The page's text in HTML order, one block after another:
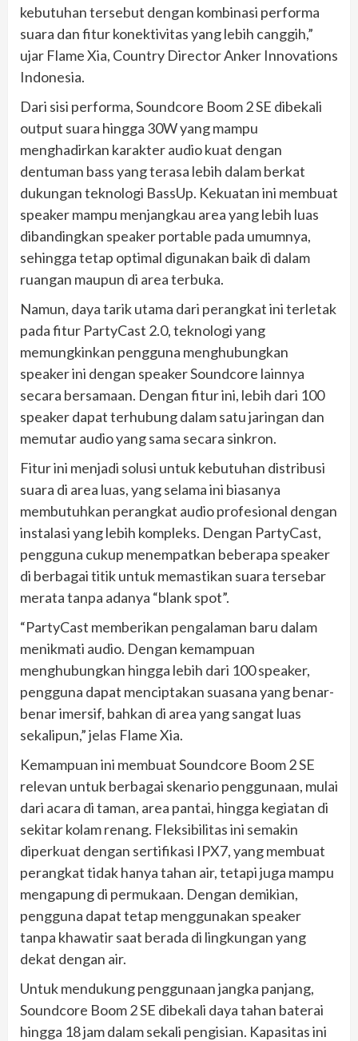
kebutuhan tersebut dengan kombinasi performa
suara dan fitur konektivitas yang lebih canggih,”
ujar Flame Xia, Country Director Anker Innovations
Indonesia.
Dari sisi performa, Soundcore Boom 2 SE dibekali
output suara hingga 30W yang mampu
menghadirkan karakter audio kuat dengan
dentuman bass yang terasa lebih dalam berkat
dukungan teknologi BassUp. Kekuatan ini membuat
speaker mampu menjangkau area yang lebih luas
dibandingkan speaker portable pada umumnya,
sehingga tetap optimal digunakan baik di dalam
ruangan maupun di area terbuka.
Namun, daya tarik utama dari perangkat ini terletak
pada fitur PartyCast 2.0, teknologi yang
memungkinkan pengguna menghubungkan
speaker ini dengan speaker Soundcore lainnya
secara bersamaan. Dengan fitur ini, lebih dari 100
speaker dapat terhubung dalam satu jaringan dan
memutar audio yang sama secara sinkron.
Fitur ini menjadi solusi untuk kebutuhan distribusi
suara di area luas, yang selama ini biasanya
membutuhkan perangkat audio profesional dengan
instalasi yang lebih kompleks. Dengan PartyCast,
pengguna cukup menempatkan beberapa speaker
di berbagai titik untuk memastikan suara tersebar
merata tanpa adanya “blank spot”.
“PartyCast memberikan pengalaman baru dalam
menikmati audio. Dengan kemampuan
menghubungkan hingga lebih dari 100 speaker,
pengguna dapat menciptakan suasana yang benar-
benar imersif, bahkan di area yang sangat luas
sekalipun,” jelas Flame Xia.
Kemampuan ini membuat Soundcore Boom 2 SE
relevan untuk berbagai skenario penggunaan, mulai
dari acara di taman, area pantai, hingga kegiatan di
sekitar kolam renang. Fleksibilitas ini semakin
diperkuat dengan sertifikasi IPX7, yang membuat
perangkat tidak hanya tahan air, tetapi juga mampu
mengapung di permukaan. Dengan demikian,
pengguna dapat tetap menggunakan speaker
tanpa khawatir saat berada di lingkungan yang
dekat dengan air.
Untuk mendukung penggunaan jangka panjang,
Soundcore Boom 2 SE dibekali daya tahan baterai
hingga 18 jam dalam sekali pengisian. Kapasitas ini